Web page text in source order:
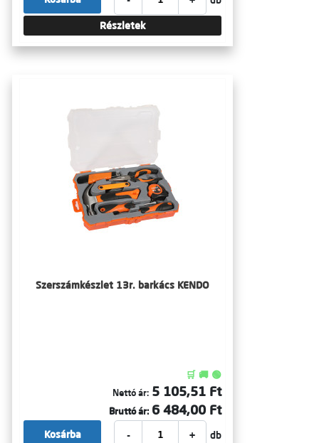
Részletek
Szerszámkészlet 13r. barkács KENDO
🛒 🚚 🟢
Nettó ár: 5 105,51 Ft
Bruttó ár: 6 484,00 Ft
- + db
Kosárba